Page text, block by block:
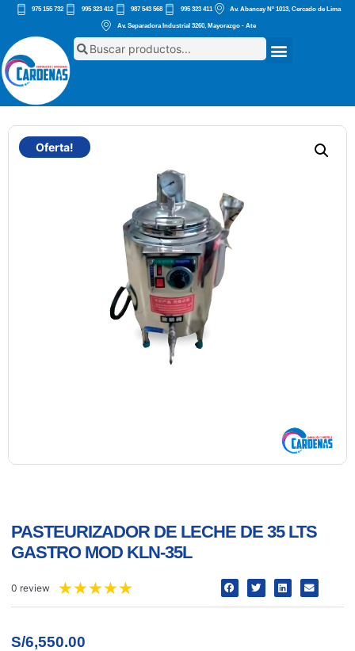
975 155 732 995 323 412 987 543 568 995 323 411 Av. Abancay Nº 1013, Cercado de Lima
Av. Separadora Industrial 3260, Mayorazgo - Ate
Oferta!
PASTEURIZADOR DE LECHE DE 35 LTS
GASTRO MOD KLN-35L
0 review ★★★★★
S/6,550.00